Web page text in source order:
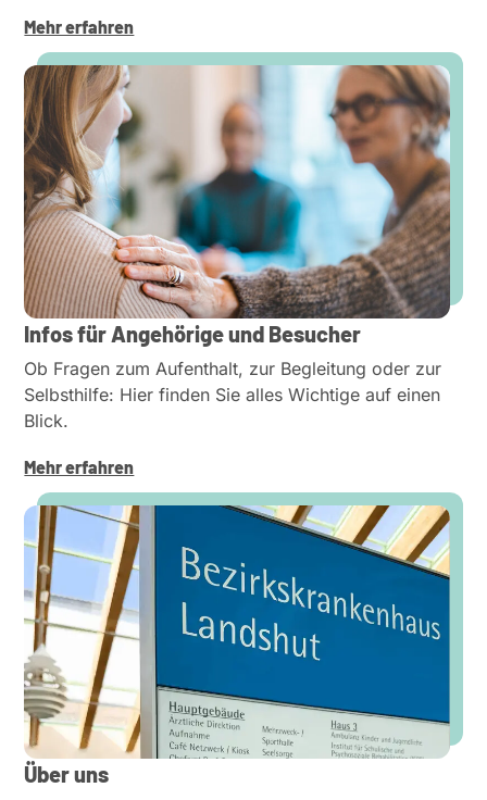
Mehr erfahren
Infos für Angehörige und Besucher​
Ob Fragen zum Aufenthalt, zur Begleitung oder zur
Selbst­hilfe: Hier finden Sie alles Wichtige auf einen
Blick.
Mehr erfahren
Über uns